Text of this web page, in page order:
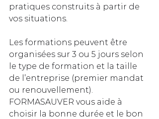
pratiques construits à partir de
vos situations.
Les formations peuvent être
organisées sur 3 ou 5 jours selon
le type de formation et la taille
de l’entreprise (premier mandat
ou renouvellement).
FORMASAUVER vous aide à
choisir la bonne durée et le bon